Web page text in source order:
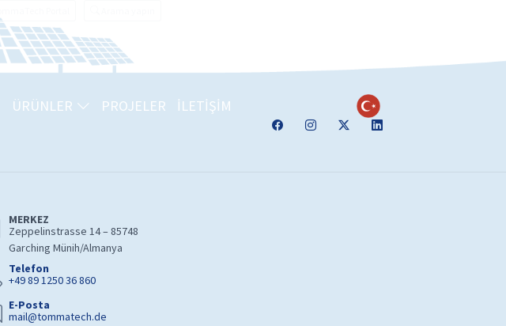
ÜRÜNLER PROJELER İLETİŞİM
MERKEZ
Zeppelinstrasse 14 – 85748
Garching Münih/Almanya
Telefon
+49 89 1250 36 860
E-Posta
mail@tommatech.de